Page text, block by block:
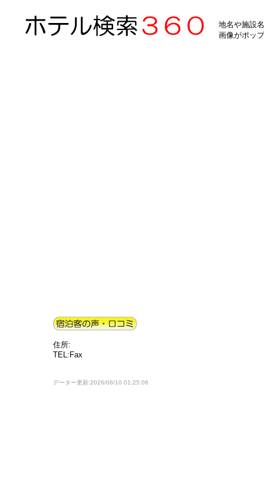
地名や施設
画像がポッ
住所:
TEL:Fax
データー更新:2026/08/10 01:25:06